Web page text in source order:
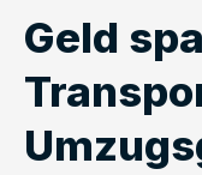
Geld